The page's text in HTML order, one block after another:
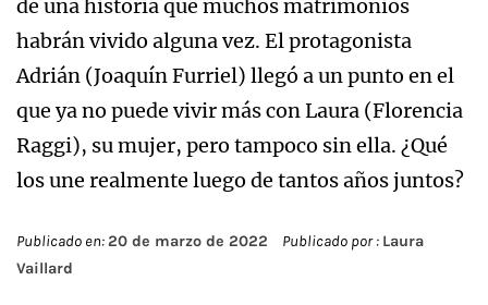
de una historia que muchos matrimonios
habrán vivido alguna vez. El protagonista
Adrián (Joaquín Furriel) llegó a un punto en el
que ya no puede vivir más con Laura (Florencia
Raggi), su mujer, pero tampoco sin ella. ¿Qué
los une realmente luego de tantos años juntos?
Publicado en:20 de marzo de 2022 Publicado por : Laura
Vaillard